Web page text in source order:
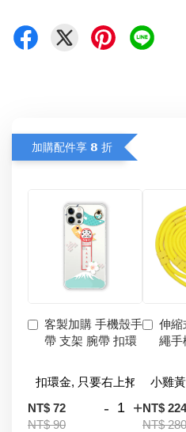
加購配件享 𝟴 折
客製加購 手機殼手
帶 支架 腕帶 扣環
NT$ 72
NT$ 90
- +
伸縮
繩手
NT$ 224
NT$ 280